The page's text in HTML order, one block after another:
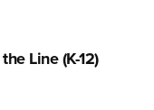
Line (K-12)